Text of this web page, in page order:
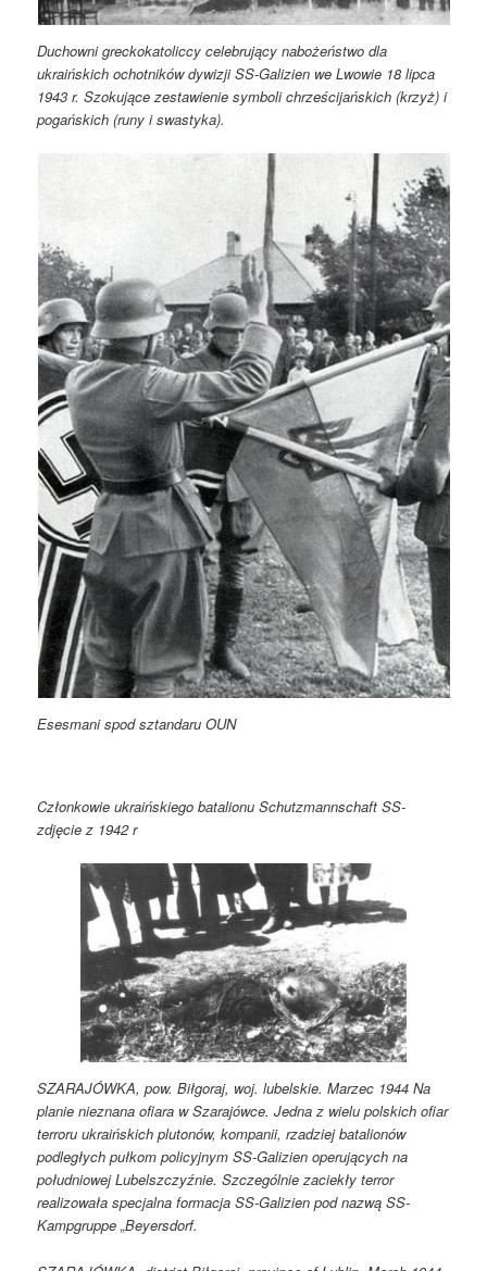
Duchowni greckokatoliccy celebrujący nabożeństwo dla
ukraińskich ochotników dywizji SS-Galizien we Lwowie 18 lipca
1943 r. Szokujące zestawienie symboli chrześcijańskich (krzyż) i
pogańskich (runy i swastyka).
Esesmani spod sztandaru OUN
Członkowie ukraińskiego batalionu Schutzmannschaft SS-
zdjęcie z 1942 r
SZARAJÓWKA, pow. Biłgoraj, woj. lubelskie. Marzec 1944 Na
planie nieznana ofiara w Szarajówce. Jedna z wielu polskich ofiar
terroru ukraińskich plutonów, kompanii, rzadziej batalionów
podległych pułkom policyjnym SS-Galizien operujących na
południowej Lubelszczyźnie. Szczególnie zaciekły terror
realizowała specjalna formacja SS-Galizien pod nazwą SS-
Kampgruppe „Beyersdorf.